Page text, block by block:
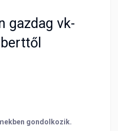
gazdag vk-
gondolkozik.